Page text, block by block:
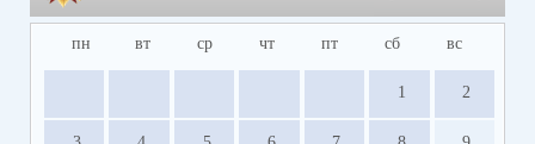
пн вт ср чт пт сб вс
1 2